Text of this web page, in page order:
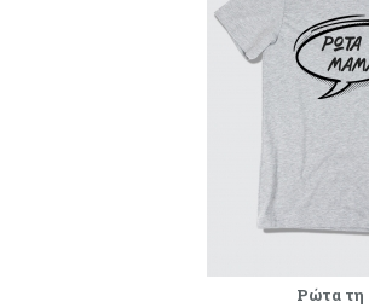
Ρώτα